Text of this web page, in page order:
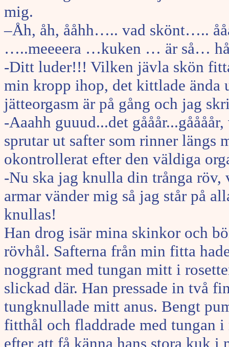
mig.
–Åh, åh, ååhh….. vad skönt…..
…..meeeera …kuken … är så…
-Ditt luder!!! Vilken jävla skön
min kropp ihop, det kittlade ända
jätteorgasm är på gång och jag
-Aaahh guuud...det
sprutar ut safter som rinner längs
okontrollerat efter den väldiga
-Nu ska jag knulla din trånga
armar vänder mig så jag står på
knullas!
Han drog isär mina skinkor och
rövhål. Safterna från min fitta
noggrant med tungan mitt i
slickad där. Han pressade in två
tungknullade mitt anus. Bengt
fitthål och fladdrade med tungan
efter att få känna hans stora kuk